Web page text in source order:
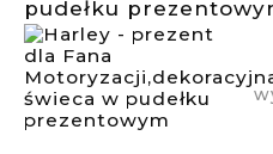
pudełku